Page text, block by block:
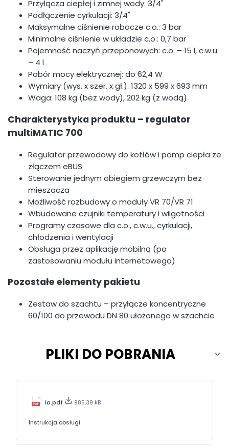
Przyłącza ciepłej i zimnej wody: 3/4"
Podłączenie cyrkulacji: 3/4"
Maksymalne ciśnienie robocze c.o.: 3 bar
Minimalne ciśnienie w układzie c.o.: 0,7 bar
Pojemność naczyń przeponowych: c.o. – 15 l, c.w.u.
– 4 l
Pobór mocy elektrycznej: do 62,4 W
Wymiary (wys. x szer. x gł.): 1320 x 599 x 693 mm
Waga: 108 kg (bez wody), 202 kg (z wodą)
Charakterystyka produktu – regulator
multiMATIC 700
Regulator przewodowy do kotłów i pomp ciepła ze
złączem eBUS
Sterowanie jednym obiegiem grzewczym bez
mieszacza
Możliwość rozbudowy o moduły VR 70/VR 71
Wbudowane czujniki temperatury i wilgotności
Programy czasowe dla c.o., c.w.u., cyrkulacji,
chłodzenia i wentylacji
Obsługa przez aplikację mobilną (po
zastosowaniu modułu internetowego)
Pozostałe elementy pakietu
Zestaw do szachtu – przyłącze koncentryczne
60/100 do przewodu DN 80 ułożonego w szachcie
PLIKI DO POBRANIA
io.pdf 985.39 kB
Instrukcja obsługi